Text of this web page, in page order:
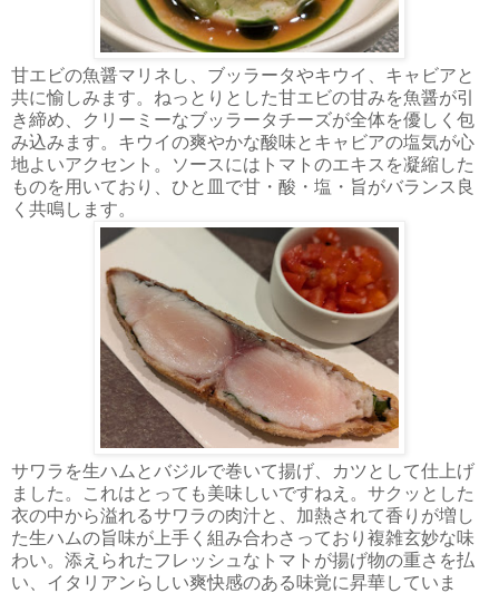
甘エビの魚醤マリネし、ブッラータやキウイ、キャビアと
共に愉しみます。ねっとりとした甘エビの甘みを魚醤が引
き締め、クリーミーなブッラータチーズが全体を優しく包
み込みます。キウイの爽やかな酸味とキャビアの塩気が心
地よいアクセント。ソースにはトマトのエキスを凝縮した
ものを用いており、ひと皿で甘・酸・塩・旨がバランス良
く共鳴します。
サワラを生ハムとバジルで巻いて揚げ、カツとして仕上げ
ました。これはとっても美味しいですねえ。サクッとした
衣の中から溢れるサワラの肉汁と、加熱されて香りが増し
た生ハムの旨味が上手く組み合わさっており複雑玄妙な味
わい。添えられたフレッシュなトマトが揚げ物の重さを払
い、イタリアンらしい爽快感のある味覚に昇華していま